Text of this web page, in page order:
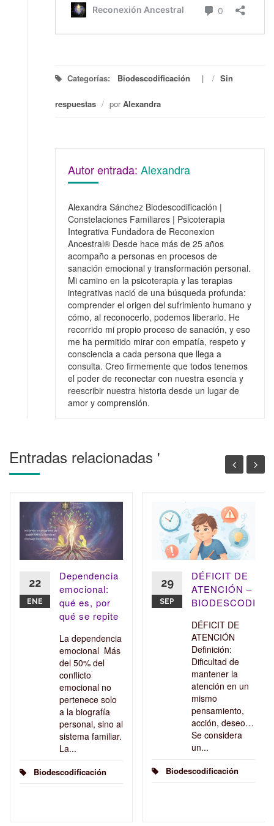
Categorías: Biodescodificación / Sin
respuestas / porAlexandra
Autor entrada: Alexandra
Alexandra Sánchez Biodescodificación |
Constelaciones Familiares | Psicoterapia
Integrativa Fundadora de Reconexion
Ancestral® Desde hace más de 25 años
acompaño a personas en procesos de
sanación emocional y transformación personal.
Mi camino en la psicoterapia y las terapias
integrativas nació de una búsqueda profunda:
comprender el origen del sufrimiento humano y
cómo, al reconocerlo, podemos liberarlo. He
recorrido mi propio proceso de sanación, y eso
me ha permitido mirar con empatía, respeto y
consciencia a cada persona que llega a
consulta. Creo firmemente que todos tenemos
el poder de reconectar con nuestra esencia y
reescribir nuestra historia desde un lugar de
amor y comprensión.
Entradas relacionadas '
22
ENE
Dependencia
emocional:
qué es, por
qué se repite
La dependencia
emocional Más
del 50% del
conflicto
emocional no
pertenece solo
a la biografía
personal, sino al
sistema familiar.
La...
Biodescodificación
29
SEP
DÉFICIT DE
ATENCIÓN –
DÉFICIT DE
ATENCIÓN
Definición:
Dificultad de
mantener la
atención en un
mismo
pensamiento,
acción, deseo…
Se considera
un...
Biodescodificación